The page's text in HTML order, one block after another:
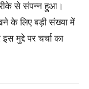
से संपन्न हुआ।
के लिए बड़ी संख्या में
मुद्दे पर चर्चा का